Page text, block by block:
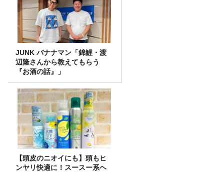
JUNK バナナマン「錦鯉・渡
辺隆さんから教えてもらう
『お酒の話』」
【頭皮のニオイにも】頭もヒ
ンヤリ快適に！スースー系ヘ